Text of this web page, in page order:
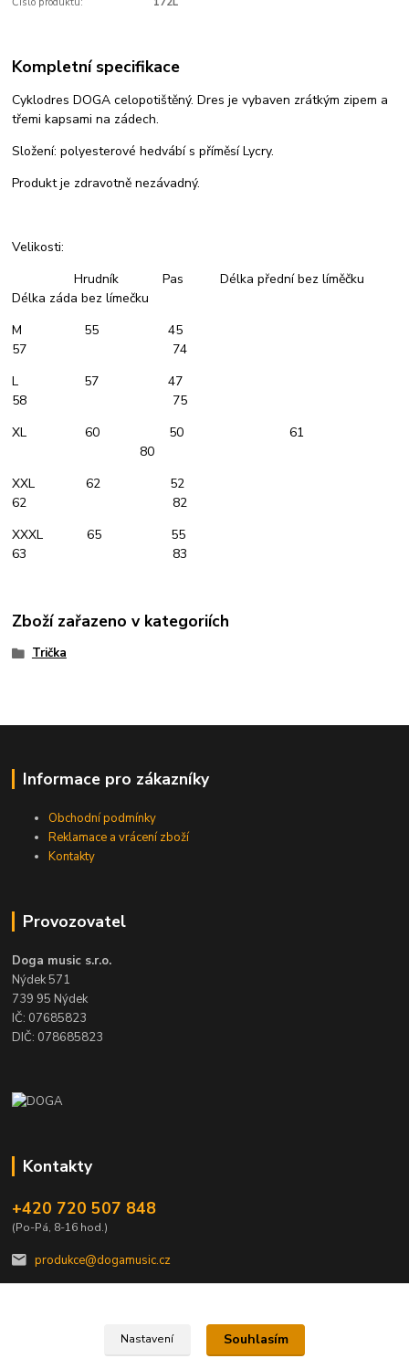
Kompletní specifikace
Cyklodres DOGA celopotištěný. Dres je vybaven zrátkým zipem a
třemi kapsami na zádech.
Složení: polyesterové hedvábí s příměsí Lycry.
Produkt je zdravotně nezávadný.
Velikosti:
Hrudník Pas Délka přední bez líměčku
Délka záda bez límečku
M 55 45
57 74
L 57 47
58 75
XL 60 50 61
80
XXL 62 52
62 82
XXXL 65 55
63 83
Zboží zařazeno v kategoriích
Trička
Informace pro zákazníky
Obchodní podmínky
Reklamace a vrácení zboží
Kontakty
Provozovatel
Doga music s.r.o.
Nýdek 571
739 95 Nýdek
IČ: 07685823
DIČ: 078685823
Kontakty
+420 720 507 848
(Po-Pá, 8-16 hod.)
produkce@dogamusic.cz
Nastavení Souhlasím